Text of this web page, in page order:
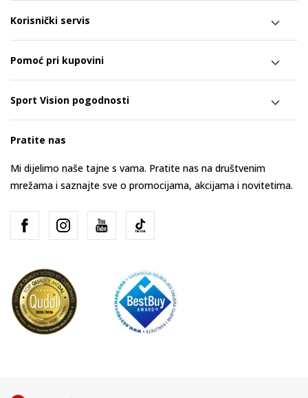
Korisnički servis
Pomoć pri kupovini
Sport Vision pogodnosti
Pratite nas
Mi dijelimo naše tajne s vama. Pratite nas na društvenim
mrežama i saznajte sve o promocijama, akcijama i novitetima.